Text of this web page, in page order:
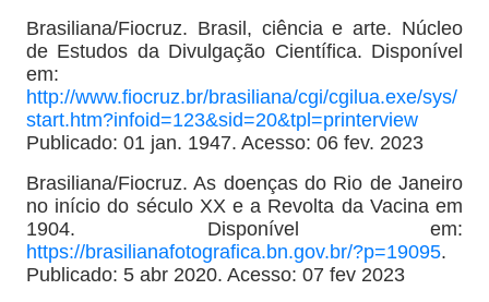
Brasiliana/Fiocruz. Brasil, ciência e arte. Núcleo
de Estudos da Divulgação Científica. Disponível
em:
http://www.fiocruz.br/brasiliana/cgi/cgilua.exe/sys/
start.htm?infoid=123&sid=20&tpl=printerview
Publicado: 01 jan. 1947. Acesso: 06 fev. 2023
Brasiliana/Fiocruz. As doenças do Rio de Janeiro
no início do século XX e a Revolta da Vacina em
1904. Disponível em:
https://brasilianafotografica.bn.gov.br/?p=19095.
Publicado: 5 abr 2020. Acesso: 07 fev 2023